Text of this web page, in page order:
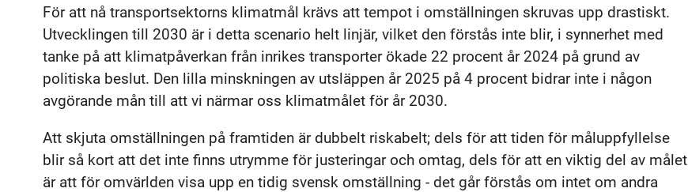
För att nå transportsektorns klimatmål krävs att tempot i omställningen skruvas upp drastiskt.
Utvecklingen till 2030 är i detta scenario helt linjär, vilket den förstås inte blir, i synnerhet med
tanke på att klimatpåverkan från inrikes transporter ökade 22 procent år 2024 på grund av
politiska beslut. Den lilla minskningen av utsläppen år 2025 på 4 procent bidrar inte i någon
avgörande mån till att vi närmar oss klimatmålet för år 2030.
Att skjuta omställningen på framtiden är dubbelt riskabelt; dels för att tiden för måluppfyllelse
blir så kort att det inte finns utrymme för justeringar och omtag, dels för att en viktig del av målet
är att för omvärlden visa upp en tidig svensk omställning - det går förstås om intet om andra